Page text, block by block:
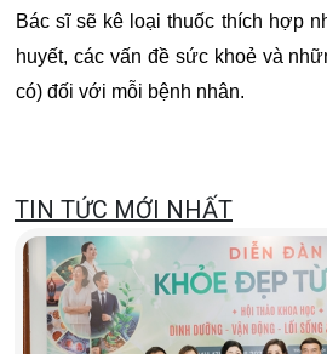
Bác sĩ sẽ kê loại thuốc thích hợp
huyết, các vấn đề sức khoẻ và
có) đối với mỗi bệnh nhân.
TIN TỨC MỚI NHẤT